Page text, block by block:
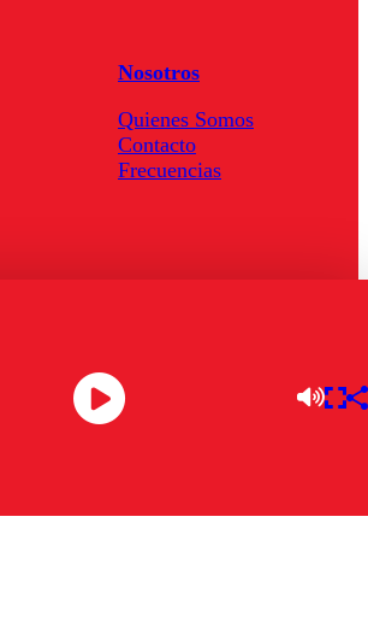
Nosotros
Quienes Somos
Contacto
Frecuencias
Descarga la APP